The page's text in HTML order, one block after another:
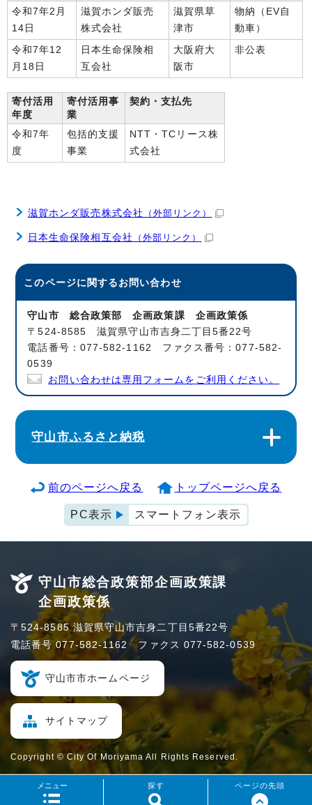
令和7年2月
14日
滋賀ホンダ販売
株式会社
滋賀県草
津市
物納（EV自
動車）
令和7年12
月18日
日本生命保険相
互会社
大阪府大
阪市
非公表
寄付活用
年度
寄付活用事
業
契約・支払先
令和7年
度
包括的支援
事業
NTT・TCリース株
式会社
滋賀ホンダ販売株式会社 （外部リンク）
日本生命保険相互会社 （外部リンク）
このページに関するお問い合わせ
守山市 総合政策部 企画政策課 企画政策係
〒524-8585 滋賀県守山市吉身二丁目5番22号
電話番号：077-582-1162 ファクス番号：077-582-
0539
お問い合わせは専用フォームをご利用ください。
守山市ふるさと納税
前のページへ戻る トップページへ戻る
PC表示 スマートフォン表示
メニュー 探す ページの先頭
守山市総合政策部企画政策課
企画政策係
〒524-8585 滋賀県守山市吉身二丁目5番22号
電話番号 077-582-1162 ファクス 077-582-0539
守山市市ホームページ
サイトマップ
Copyright © City Of Moriyama All Rights Reserved.